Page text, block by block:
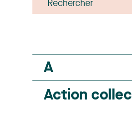
A
Action